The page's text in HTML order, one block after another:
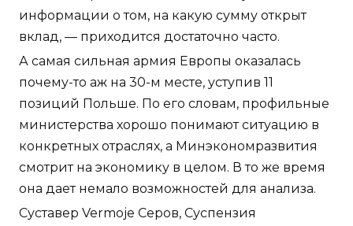
информации о том, на какую сумму открыт
вклад, — приходится достаточно часто.
А самая сильная армия Европы оказалась
почему-то аж на 30-м месте, уступив 11
позиций Польше. По его словам, профильные
министерства хорошо понимают ситуацию в
конкретных отраслях, а Минэкономразвития
смотрит на экономику в целом. В то же время
она дает немало возможностей для анализа.
Суставер Vermoje Серов, Суспензия